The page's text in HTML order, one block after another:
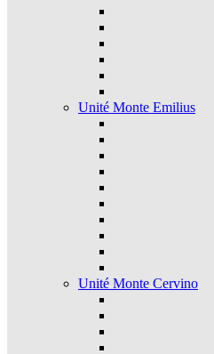
Unité Monte Emilius
Unité Monte Cervino